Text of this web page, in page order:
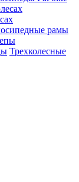
рамы
Трехколесные